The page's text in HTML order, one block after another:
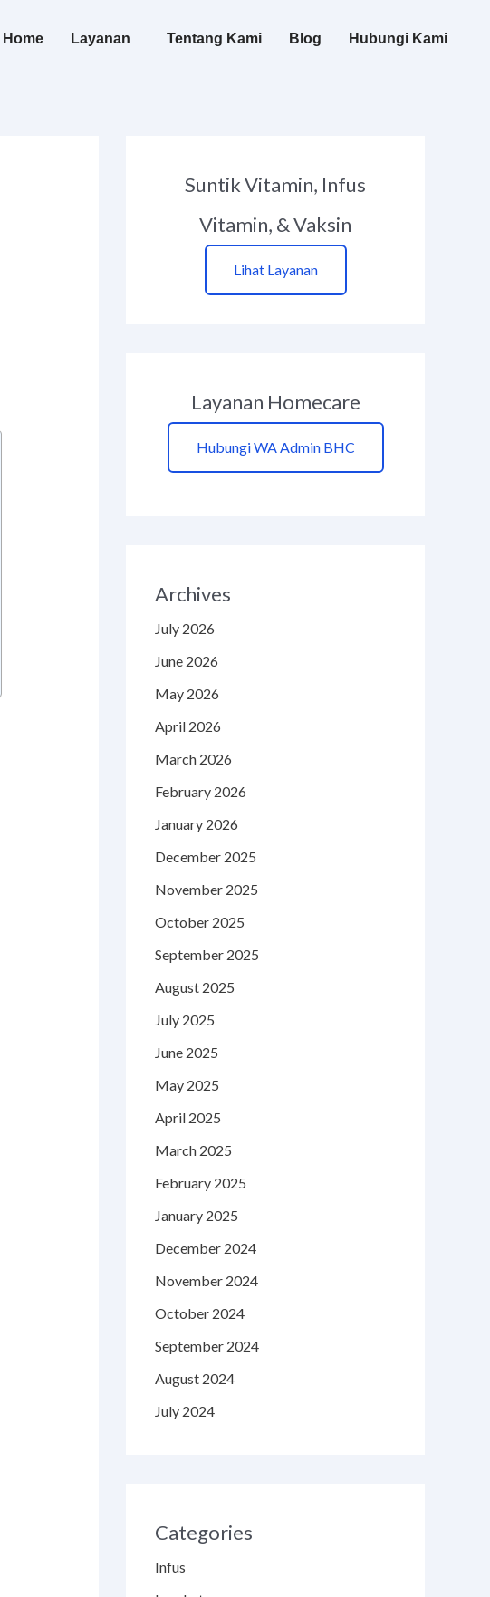
Home Layanan Tentang Kami Blog Hubungi Kami
Suntik Vitamin, Infus
Vitamin, & Vaksin
Lihat Layanan
Layanan Homecare
Hubungi WA Admin BHC
Archives
July 2026
June 2026
May 2026
April 2026
March 2026
February 2026
January 2026
December 2025
November 2025
October 2025
September 2025
August 2025
July 2025
June 2025
May 2025
April 2025
March 2025
February 2025
January 2025
December 2024
November 2024
October 2024
September 2024
August 2024
July 2024
Categories
Infus